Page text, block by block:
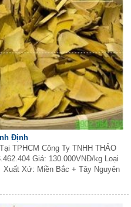
Định
TPHCM Công Ty TNHH THẢO
Giá: 130.000VNĐ/kg Loại
Xứ: Miền Bắc + Tây Nguyên